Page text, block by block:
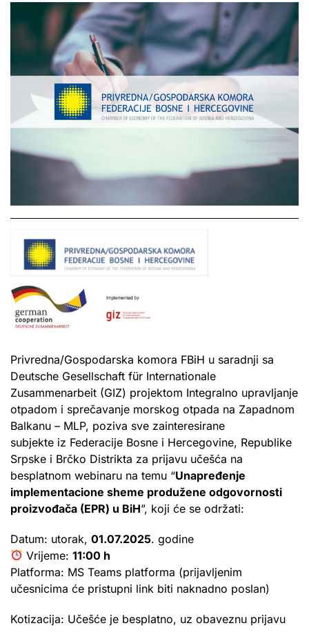
Privredna/Gospodarska komora FBiH u saradnji sa
Deutsche Gesellschaft für Internationale
Zusammenarbeit (GIZ) projektom Integralno upravljanje
otpadom i sprečavanje morskog otpada na Zapadnom
Balkanu – MLP, poziva sve zainteresirane
subjekte iz Federacije Bosne i Hercegovine, Republike
Srpske i Brčko Distrikta za prijavu učešća na
besplatnom webinaru na temu “Unapređenje
implementacione sheme produžene odgovornosti
proizvođača (EPR) u BiH”, koji će se održati:
Datum: utorak, 01.07.2025. godine
Vrijeme:11:00 h
Platforma: MS Teams platforma (prijavljenim
učesnicima će pristupni link biti naknadno poslan)
Kotizacija: Učešće je besplatno, uz obaveznu prijavu